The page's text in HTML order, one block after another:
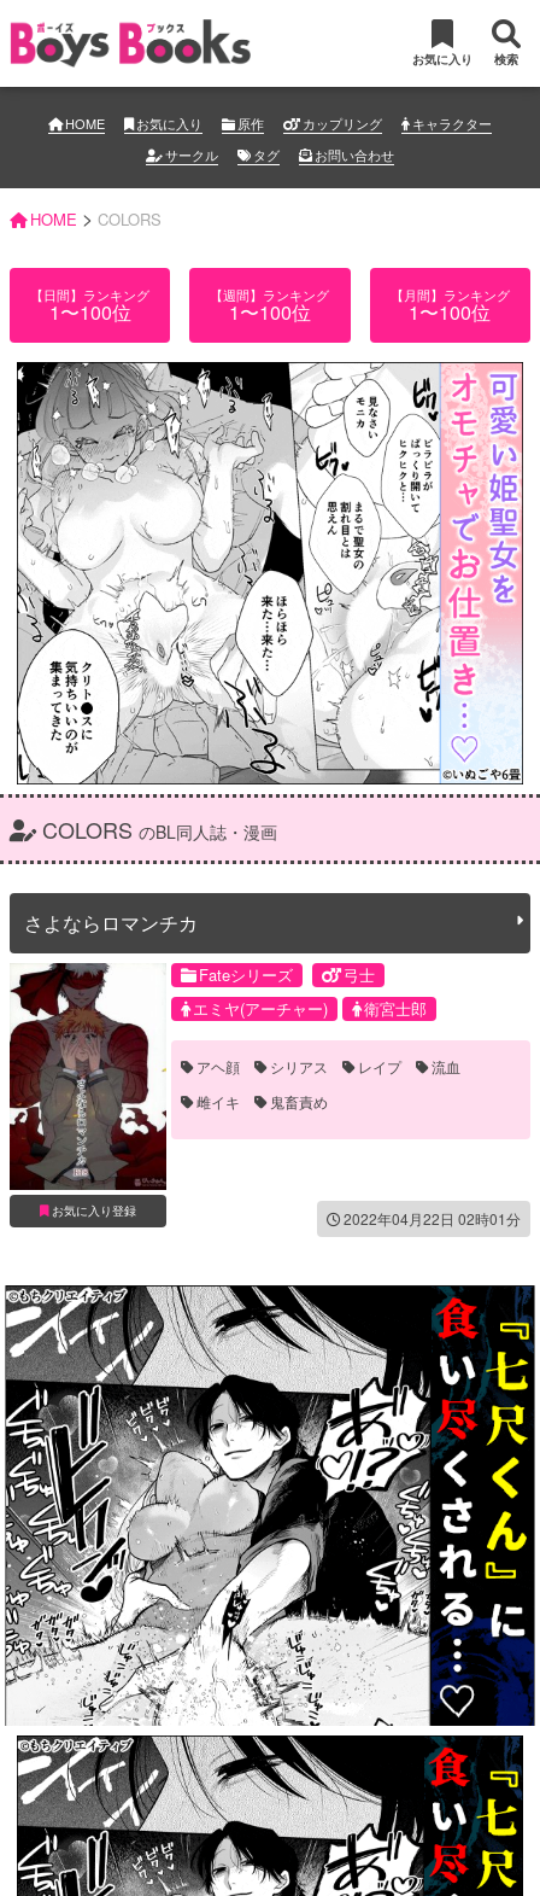
お気に入り 検索
HOME お気に入り 原作 カップリング
キャラクター
サークル
タグ お問い合わせ
HOME > COLORS
【日間】ランキング
1〜100位
【週間】ランキング
1〜100位
【月間】ランキング
1〜100位
COLORS のBL同人誌・漫画
さよならロマンチカ
お気に入り登録
Fateシリーズ
弓士
エミヤ(アーチャー)
衛宮士郎
アヘ顔 シリアス レイプ
流血
雌イキ
鬼畜責め
2022年04月22日 02時01分